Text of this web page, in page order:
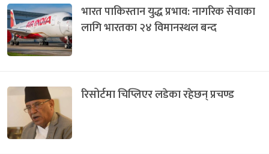
भारत पाकिस्तान युद्ध प्रभाव: नागरिक सेवाका
लागि भारतका २४ विमानस्थल बन्द
रिसोर्टमा चिप्लिएर लडेका रहेछन् प्रचण्ड